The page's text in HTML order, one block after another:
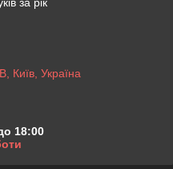
Київ, Україна
18:00